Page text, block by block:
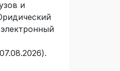
и